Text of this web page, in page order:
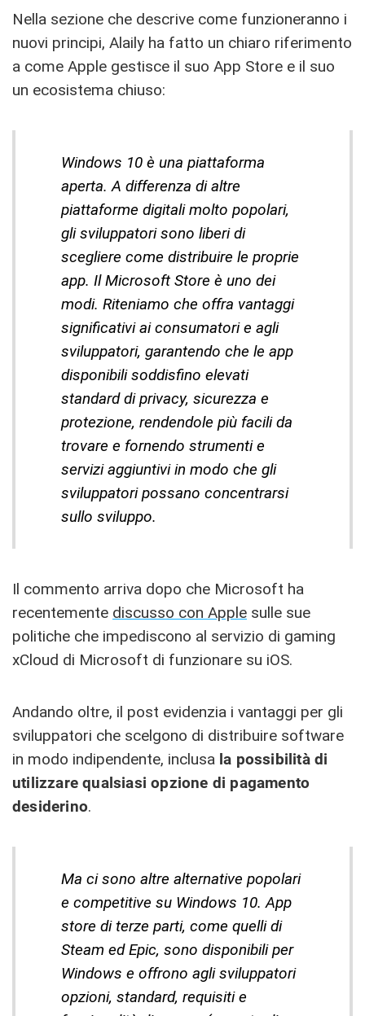
Nella sezione che descrive come funzioneranno i
nuovi principi, Alaily ha fatto un chiaro riferimento
a come Apple gestisce il suo App Store e il suo
un ecosistema chiuso:
Windows 10 è una piattaforma
aperta. A differenza di altre
piattaforme digitali molto popolari,
gli sviluppatori sono liberi di
scegliere come distribuire le proprie
app. Il Microsoft Store è uno dei
modi. Riteniamo che offra vantaggi
significativi ai consumatori e agli
sviluppatori, garantendo che le app
disponibili soddisfino elevati
standard di privacy, sicurezza e
protezione, rendendole più facili da
trovare e fornendo strumenti e
servizi aggiuntivi in ​​modo che gli
sviluppatori possano concentrarsi
sullo sviluppo.
Il commento arriva dopo che Microsoft ha
recentemente discusso con Apple sulle sue
politiche che impediscono al servizio di gaming
xCloud di Microsoft di funzionare su iOS.
Andando oltre, il post evidenzia i vantaggi per gli
sviluppatori che scelgono di distribuire software
in modo indipendente, inclusa la possibilità di
utilizzare qualsiasi opzione di pagamento
desiderino.
Ma ci sono altre alternative popolari
e competitive su Windows 10. App
store di terze parti, come quelli di
Steam ed Epic, sono disponibili per
Windows e offrono agli sviluppatori
opzioni, standard, requisiti e